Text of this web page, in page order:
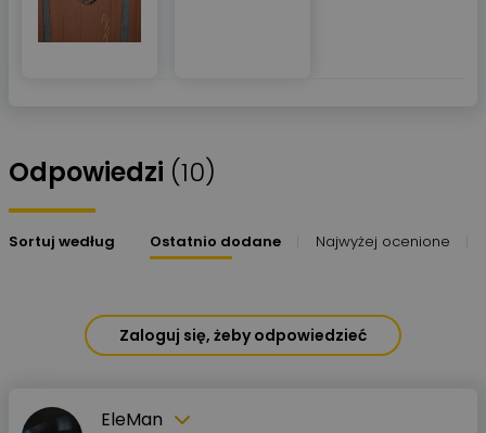
Odpowiedzi (10)
Sortuj według Ostatnio dodane Najwyżej ocenione
Zaloguj się, żeby odpowiedzieć
EleMan